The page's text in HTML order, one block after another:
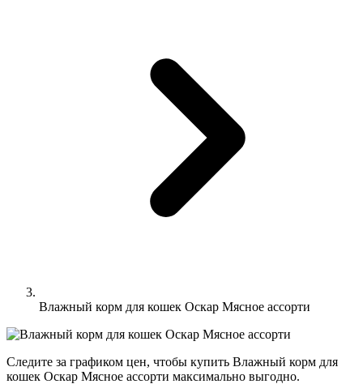
Влажный корм для кошек Оскар Мясное ассорти
Следите за графиком цен, чтобы купить Влажный корм для
кошек Оскар Мясное ассорти максимально выгодно.